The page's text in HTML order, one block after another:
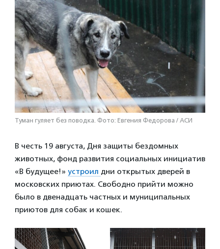
Туман гуляет без поводка. Фото: Евгения Федорова / АСИ
В честь 19 августа, Дня защиты бездомных
животных, фонд развития социальных инициатив
«В будущее!» устроил дни открытых дверей в
московских приютах. Свободно прийти можно
было в двенадцать частных и муниципальных
приютов для собак и кошек.